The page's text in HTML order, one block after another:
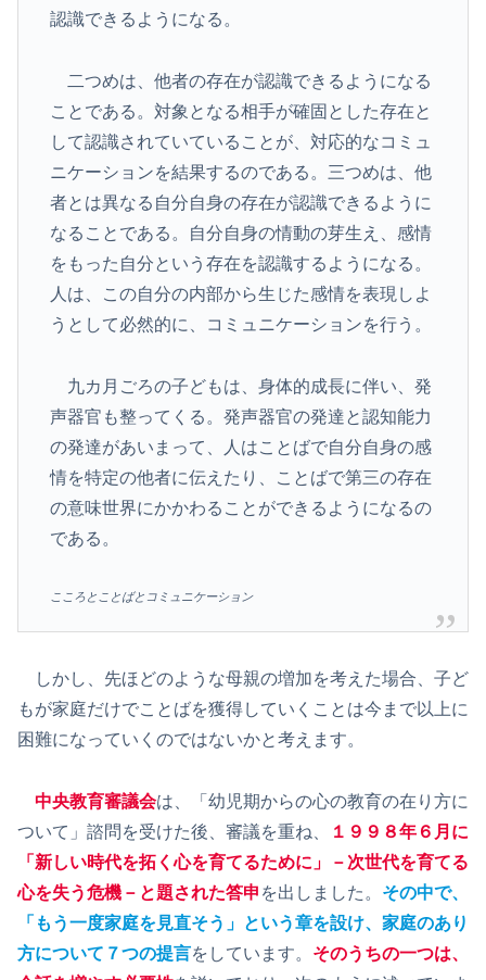
認識できるようになる。
二つめは、他者の存在が認識できるようになる
ことである。対象となる相手が確固とした存在と
して認識されていていることが、対応的なコミュ
ニケーションを結果するのである。三つめは、他
者とは異なる自分自身の存在が認識できるように
なることである。自分自身の情動の芽生え、感情
をもった自分という存在を認識するようになる。
人は、この自分の内部から生じた感情を表現しよ
うとして必然的に、コミュニケーションを行う。
九カ月ごろの子どもは、身体的成長に伴い、発
声器官も整ってくる。発声器官の発達と認知能力
の発達があいまって、人はことばで自分自身の感
情を特定の他者に伝えたり、ことばで第三の存在
の意味世界にかかわることができるようになるの
である。
こころとことばとコミュニケーション
しかし、先ほどのような母親の増加を考えた場合、子ど
もが家庭だけでことばを獲得していくことは今まで以上に
困難になっていくのではないかと考えます。
中央教育審議会は、「幼児期からの心の教育の在り方に
ついて」諮問を受けた後、審議を重ね、
１９９８年６月に
「新しい時代を拓く心を育てるために」－次世代を育てる
心を失う危機－と題された答申 を出しました。 その中で、
「もう一度家庭を見直そう」という章を設け、家庭のあり
方について７つの提言をしています。 そのうちの一つは、